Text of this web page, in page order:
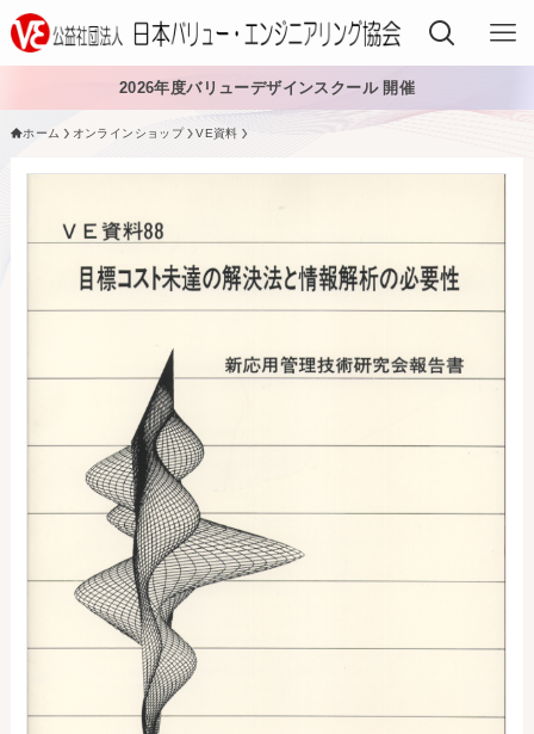
VEを学ぶ
VEを導入する
入会する
日本VE協会について
日本VE協会について
資料・論文購入
お問い合わせ
2026年度バリューデザインスクール 開催
ホーム オンラインショップ VE資料